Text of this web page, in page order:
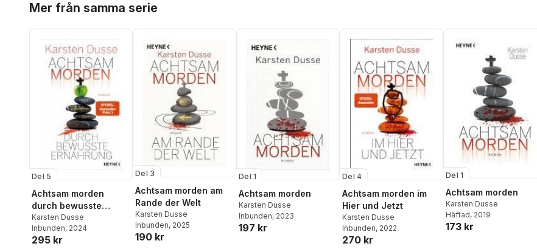
Mer från samma serie
Del 5
Achtsam morden
durch bewusste
Ernährung
Karsten Dusse
Inbunden, 2024
295 kr
Del 3
Achtsam morden am
Rande der Welt
Karsten Dusse
Inbunden, 2025
190 kr
Del 1
Achtsam morden
Karsten Dusse
Inbunden, 2023
197 kr
Del 4
Achtsam morden im
Hier und Jetzt
Karsten Dusse
Inbunden, 2022
270 kr
Del 1
Achtsam morden
Karsten Dusse
Häftad, 2019
173 kr